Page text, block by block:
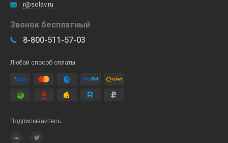
r@solav.ru
Звонок бесплатный
8-800-511-57-03
Любой способ оплаты
Подписывайтесь